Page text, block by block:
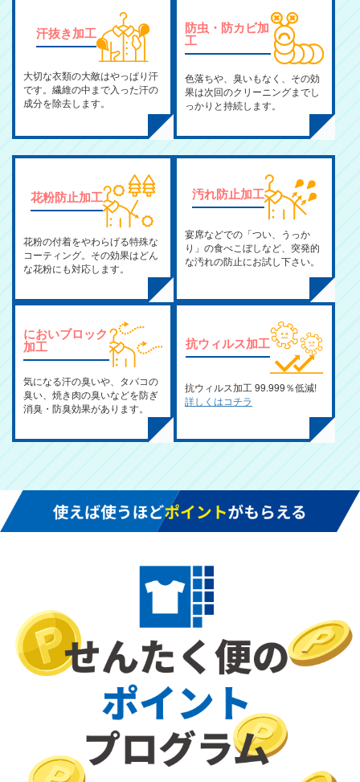
汗抜き加工
大切な衣類の大敵はやっぱり汗
です。繊維の中まで入った汗の
成分を除去します。
防虫・防カビ加
工
色落ちや、臭いもなく、その効
果は次回のクリーニングまでし
っかりと持続します。
花粉防止加工
花粉の付着をやわらげる特殊な
コーティング。その効果はどん
な花粉にも対応します。
汚れ防止加工
宴席などでの「つい、うっか
り」の食べこぼしなど、突発的
な汚れの防止にお試し下さい。
においブロック
加工
気になる汗の臭いや、タバコの
臭い、焼き肉の臭いなどを防ぎ
消臭・防臭効果があります。
抗ウィルス加工
抗ウィルス加工 99.999％低減!
詳しくはコチラ